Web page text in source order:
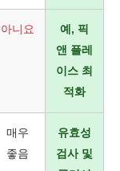
아니요
예, 픽
앤 플레
이스 최
적화
매우
좋음
유효성
검사 및